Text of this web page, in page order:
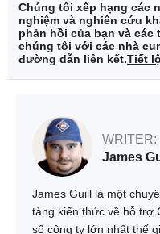
Chúng tôi xếp hạng các
nghiệm và nghiên cứu
phản hồi của bạn và
chúng tôi với các nhà
đường dẫn liên kết.Tiết
WRITER:
James
James Guill là một
tảng kiến thức về hỗ trợ
số công ty lớn nhất thế